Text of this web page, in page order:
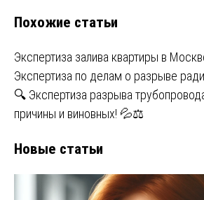
Похожие статьи
Экспертиза залива квартиры в
Экспертиза по делам о разрыве
🔍 Экспертиза разрыва
причины и виновных! 💦⚖️
Новые статьи